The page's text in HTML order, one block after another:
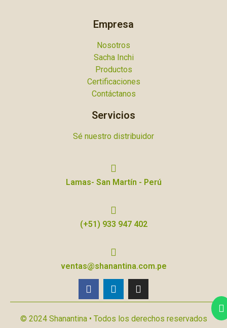
Empresa
Nosotros
Sacha Inchi
Productos
Certificaciones
Contáctanos
Servicios
Sé nuestro distribuidor
Lamas- San Martín - Perú
(+51) 933 947 402
ventas@shanantina.com.pe
© 2024 Shanantina • Todos los derechos reservados